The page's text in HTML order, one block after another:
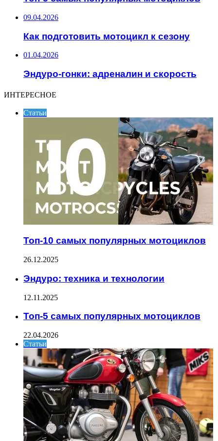
09.04.2026
Как подготовить мотоцикл к сезону
01.04.2026
Эндуро-гонки: адреналин и скорость
ИНТЕРЕСНОЕ
Статьи
Топ-10 самых популярных мотоциклов
26.12.2025
Эндуро: техника и технологии
12.11.2025
Топ-5 самых популярных мотоциклов
22.04.2026
Статьи